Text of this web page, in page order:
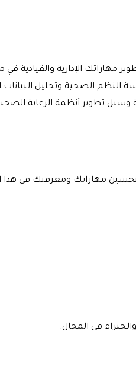
مهاراتك الإدارية والقيادية
الصحية وتحليل البيانات
تطوير أنظمة الرعاية
مهاراتك ومعرفتك في
في المجال.